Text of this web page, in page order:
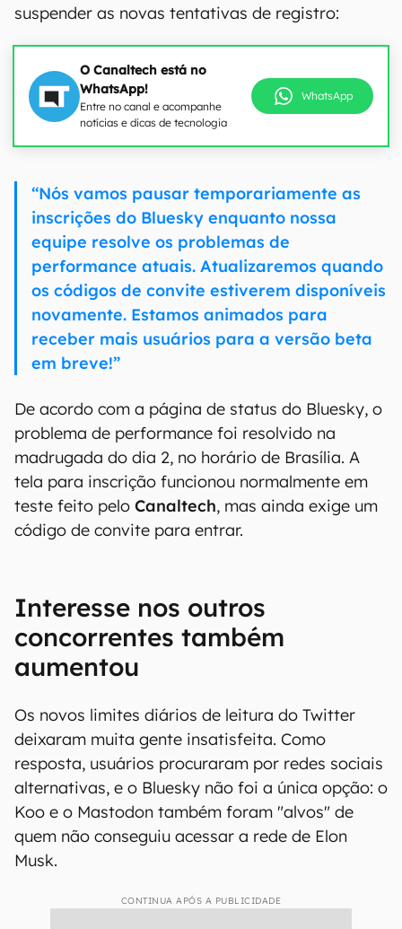
suspender as novas tentativas de registro:
O Canaltech está no
WhatsApp!
Entre no canal e acompanhe
notícias e dicas de tecnologia
WhatsApp
“Nós vamos pausar temporariamente as
inscrições do Bluesky enquanto nossa
equipe resolve os problemas de
performance atuais. Atualizaremos quando
os códigos de convite estiverem disponíveis
novamente. Estamos animados para
receber mais usuários para a versão beta
em breve!”
De acordo com a página de status do Bluesky, o
problema de performance foi resolvido na
madrugada do dia 2, no horário de Brasília. A
tela para inscrição funcionou normalmente em
teste feito pelo Canaltech, mas ainda exige um
código de convite para entrar.
Interesse nos outros
concorrentes também
aumentou
Os novos limites diários de leitura do Twitter
deixaram muita gente insatisfeita. Como
resposta, usuários procuraram por redes sociais
alternativas, e o Bluesky não foi a única opção: o
Koo e o Mastodon também foram "alvos" de
quem não conseguiu acessar a rede de Elon
Musk.
CONTINUA APÓS A PUBLICIDADE